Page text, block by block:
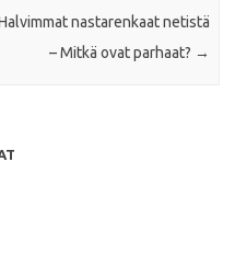
nastarenkaat netistä
– Mitkä ovat parhaat? →